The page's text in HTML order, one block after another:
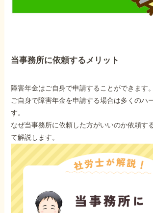
当事務所に依頼するメリット
障害年金はご自身で申請することができます。
ご自身で障害年金を申請する場合は多くのハ
す。
なぜ当事務所に依頼した方がいいのか依頼す
て解説します。